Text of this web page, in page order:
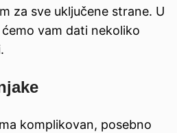
za sve uključene strane. U
vam dati nekoliko
komplikovan, posebno